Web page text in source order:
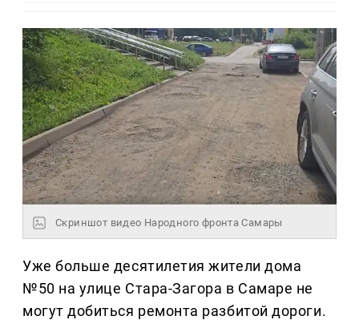
Скриншот видео Народного фронта Самары
Уже больше десятилетия жители дома
№50 на улице Стара-Загора в Самаре не
могут добиться ремонта разбитой дороги.